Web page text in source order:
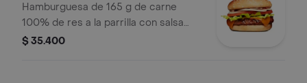
Hamburguesa de 165 g de carne
100% de res a la parrilla con salsa
bbq, queso americano, cebolla en
$ 35.400